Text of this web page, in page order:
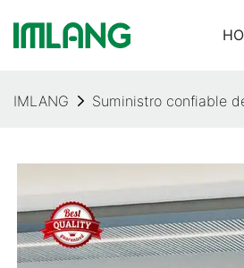
IMLANG Suministro confiable